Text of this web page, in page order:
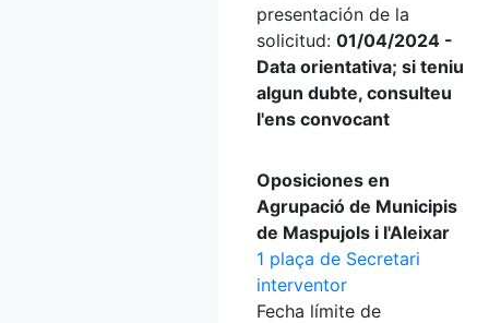
presentación de la
solicitud: 01/04/2024 -
Data orientativa; si teniu
algun dubte, consulteu
l'ens convocant
Oposiciones en
Agrupació de Municipis
de Maspujols i l'Aleixar
1 plaça de Secretari
interventor
Fecha límite de